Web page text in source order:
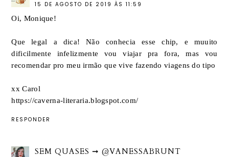
15 DE AGOSTO DE 2019 ÀS 11:59
Oi, Monique!
Que legal a dica! Não conhecia esse chip, e muuito
dificilmente infelizmente vou viajar pra fora, mas vou
recomendar pro meu irmão que vive fazendo viagens do tipo
xx Carol
https://caverna-literaria.blogspot.com/
RESPONDER
SEM QUASES ➞ @VANESSABRUNT